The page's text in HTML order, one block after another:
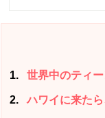
1 世界中のティ
2 ハワイに来た